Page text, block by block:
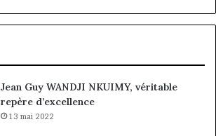
Jean Guy WANDJI NKUIMY, véritable
repère d’excellence
13 mai 2022